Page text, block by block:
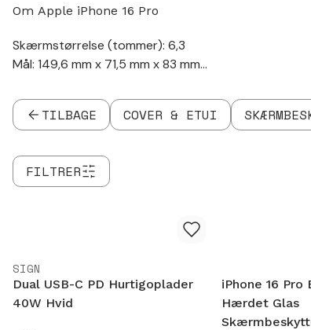
Om Apple iPhone 16 Pro
Skærmstørrelse (tommer): 6,3
Mål: 149,6 mm x 71,5 mm x 83 mm
Trådløs opladning: Ja
Hovedtelefonudgang: Ja
TILBAGE COVER & ETUI
FILTRER
SIGN
Dual USB-C PD Hurtigoplader
40W Hvid
iPhone 16 Pro
Hærdet Glas